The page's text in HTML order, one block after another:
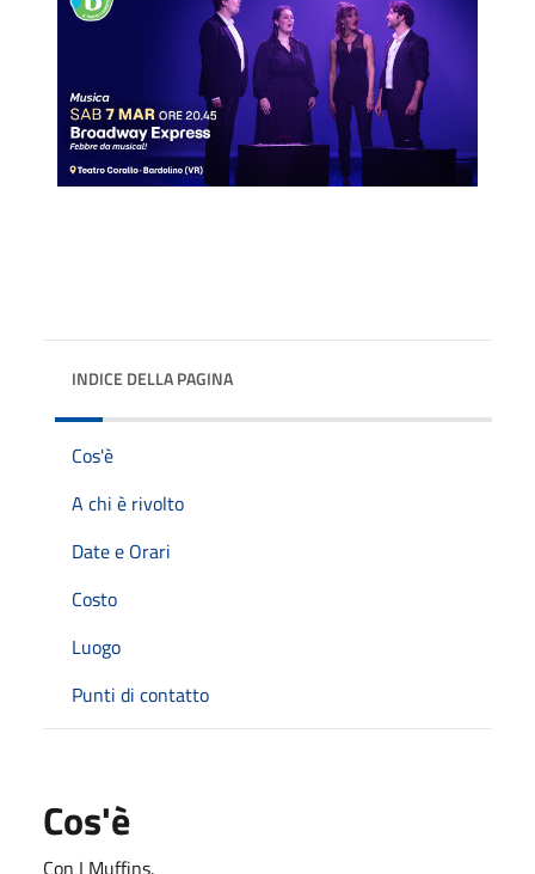
INDICE DELLA PAGINA
Cos'è
A chi è rivolto
Date e Orari
Costo
Luogo
Punti di contatto
Cos'è
Con I Muffins.